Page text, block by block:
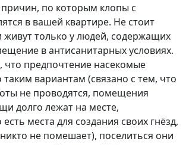
причин, по которым клопы с
в вашей квартире. Не стоит
живут только у людей, содержащих
в антисанитарных условиях.
что предпочтение насекомые
вариантам (связано с тем, что
не проводятся, помещения
долго лежат на месте,
места для создания своих гнёзд,
не помешает), поселиться они